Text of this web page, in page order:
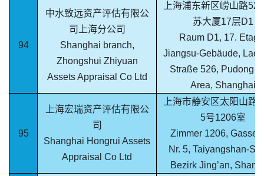
94
中水致远资产评估有限公
司上海分公司
Shanghai branch,
Zhongshui Zhiyuan
Assets Appraisal Co Ltd
上海浦东新区崂山路
苏大厦17层D1
Raum D1, 17.
Jiangsu-Gebäude,
Straße 526, Pudong
Area, Shanghai
95
上海宏瑞资产评估有限公
司
Shanghai Hongrui Assets
Appraisal Co Ltd
上海市静安区太阳山路
5号1206室
Zimmer 1206, Gasse
Nr. 5, Taiyangshan-
Bezirk Jing’an,